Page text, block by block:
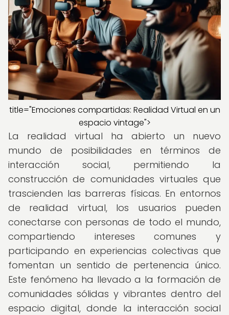
title="Emociones compartidas: Realidad Virtual en un
espacio vintage">
La realidad virtual ha abierto un nuevo
mundo de posibilidades en términos de
interacción social, permitiendo la
construcción de comunidades virtuales que
trascienden las barreras físicas. En entornos
de realidad virtual, los usuarios pueden
conectarse con personas de todo el mundo,
compartiendo intereses comunes y
participando en experiencias colectivas que
fomentan un sentido de pertenencia único.
Este fenómeno ha llevado a la formación de
comunidades sólidas y vibrantes dentro del
espacio digital, donde la interacción social